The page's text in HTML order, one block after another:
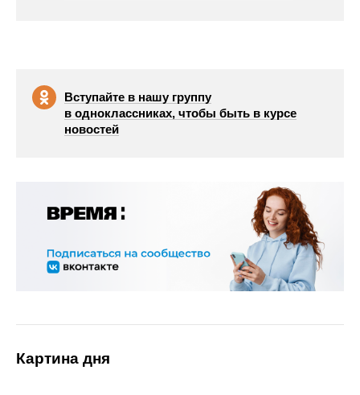
Вступайте в нашу группу
в одноклассниках, чтобы быть в курсе
новостей
Картина дня